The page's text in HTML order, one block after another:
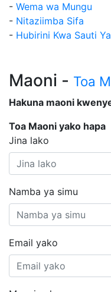
- Wema wa Mungu
- Nitaziimba Sifa
- Hubirini Kwa Sauti
Maoni - Toa
Hakuna maoni
Toa Maoni yako hapa
Jina lako
Namba ya simu
Email yako